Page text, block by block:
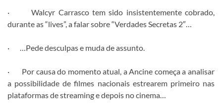
· Walcyr Carrasco tem sido insistentemente cobrado,
durante as “lives”, a falar sobre “Verdades Secretas 2″…
· …Pede desculpas e muda de assunto.
· Por causa do momento atual, a Ancine começa a analisar
a possibilidade de filmes nacionais estrearem primeiro nas
plataformas de streaming e depois no cinema…